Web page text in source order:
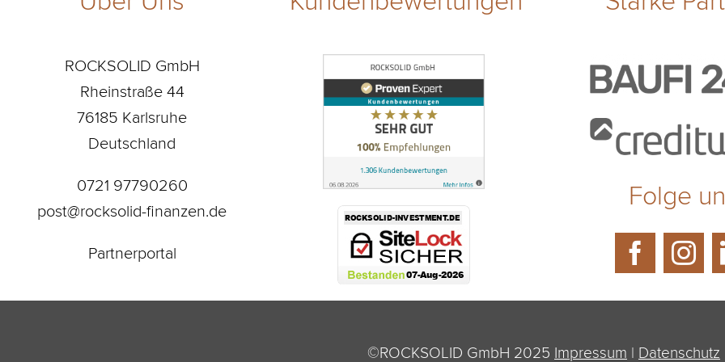
ROCKSOLID GmbH
Rheinstraße 44
76185 Karlsruhe
Deutschland
0721 97790260
post@rocksolid-finanzen.de
Partnerportal
Folge
©ROCKSOLID GmbH 2025 Impressum | Datenschutz